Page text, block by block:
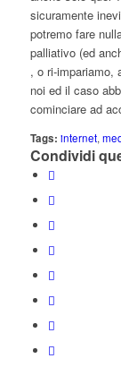
sicuramente
potremo fare
palliativo (ed
, o ri-impariamo,
noi ed il caso
cominciare ad
Tags: internet,
Condividi